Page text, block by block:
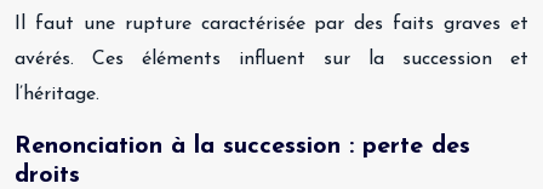
Il faut une rupture caractérisée par des faits graves et
avérés. Ces éléments influent sur la succession et
l’héritage.
Renonciation à la succession : perte des
droits